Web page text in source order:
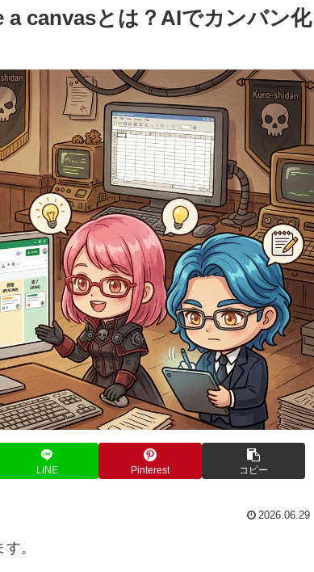
canvasとは？AIでカンバン化
LINE Pinterest コピー
2026.06.29
。